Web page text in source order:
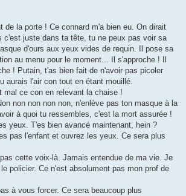
de la porte ! Ce connard m'a bien eu. On dirait
c'est juste dans ta tête, tu ne peux pas voir sa
d'ours aux yeux vides de requin. Il pose sa
au menu pour le moment... Il s'approche ! Il
! Putain, t'as bien fait de n'avoir pas picoler
aurais l'air con tout en étant mouillé.
mal ce con en relevant la chaise !
non non non non, n'enlève pas ton masque à la
à quoi tu ressembles, c'est la mort assurée !
yeux. T'es bien avancé maintenant, hein ?
pas l'enfant et ouvrez les yeux. Ce sera plus
cette voix-là. Jamais entendue de ma vie. Je
policier. Ce n'est absolument pas mon prof de
à vous forcer. Ce sera beaucoup plus